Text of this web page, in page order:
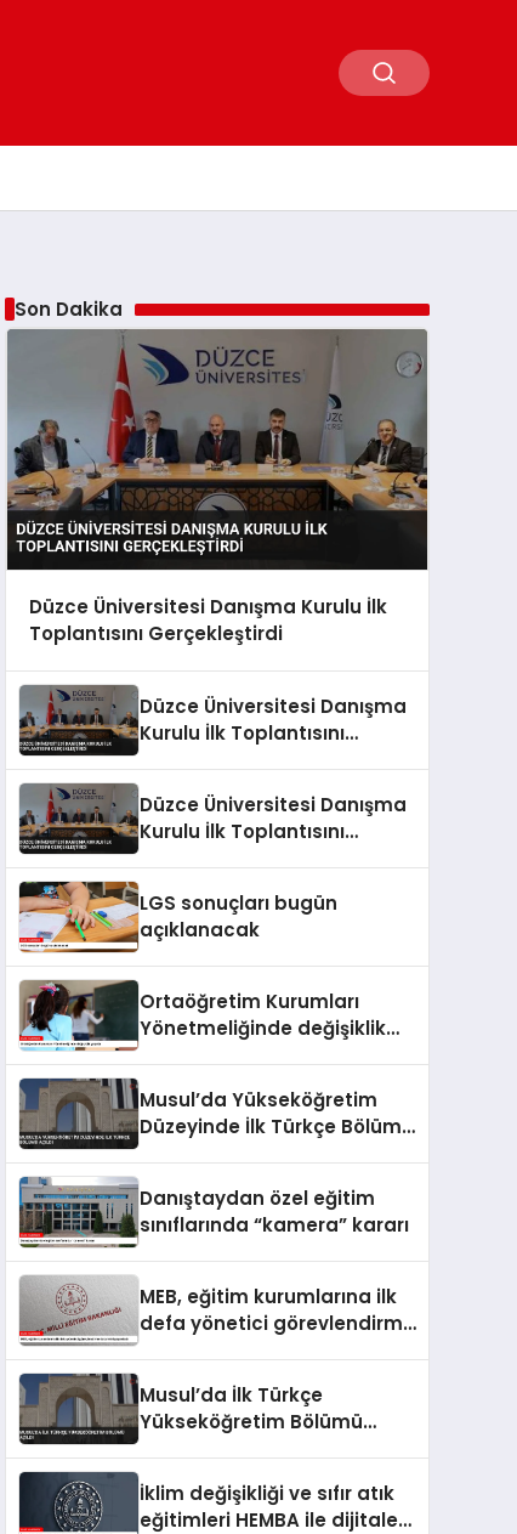
Son Dakika
Düzce Üniversitesi Danışma Kurulu İlk
Toplantısını Gerçekleştirdi
Düzce Üniversitesi Danışma
Kurulu İlk Toplantısını
Düzce Üniversitesi Danışma
Kurulu İlk Toplantısını
LGS sonuçları bugün
açıklanacak
Ortaöğretim Kurumları
Yönetmeliğinde değişiklik
Musul’da Yükseköğretim
Düzeyinde İlk Türkçe Bölümü
Danıştaydan özel eğitim
sınıflarında “kamera” kararı
MEB, eğitim kurumlarına ilk
defa yönetici görevlendirme
Musul’da İlk Türkçe
Yükseköğretim Bölümü
İklim değişikliği ve sıfır atık
eğitimleri HEMBA ile dijitale